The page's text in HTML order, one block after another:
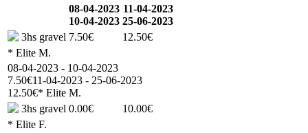
08-04-2023
10-04-2023
11-04-2023
25-06-2023
3hs gravel 7.50€
12.50€
* Elite M.
08-04-2023 - 10-04-2023
7.50€11-04-2023 - 25-06-2023
12.50€* Elite M.
3hs gravel 0.00€
10.00€
* Elite F.